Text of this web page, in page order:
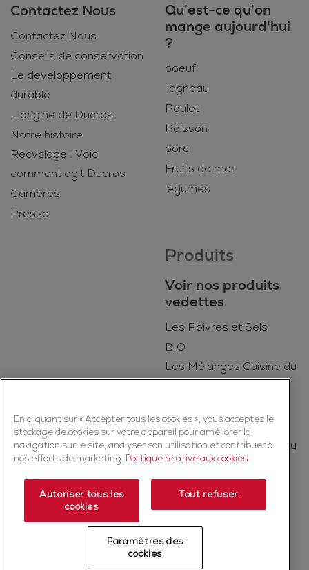
Contactez Nous
Contactez Nous
Conseils de conservation
Le developpement
durable
L origine de Ducros
Notre histoire
Recyclage : Voici
comment agit Ducros
Carrières
Presse
Qu'est-ce qu'on
mange aujourd'hui
?
boeuf
l'agneau
Poulet
Poisson
porc
Fruits de mer
légumes
Produits
Voir nos produits
vedettes
Les Poivres et Sels
BIO
Les Mélanges Cuisine du
Les Épices
Les Mélanges Cuisine du
Monde
Copyright ©2026 Ducros (McCormick & Company, Inc). Tous droits
Politique de confidentialité Politique relative aux cookies
En cliquant sur « Accepter tous les cookies », vous acceptez le
stockage de cookies sur votre appareil pour améliorer la
navigation sur le site, analyser son utilisation et contribuer à
nos efforts de marketing. Politique relative aux cookies
Autoriser tous les
cookies
Tout refuser
Paramètres des
cookies